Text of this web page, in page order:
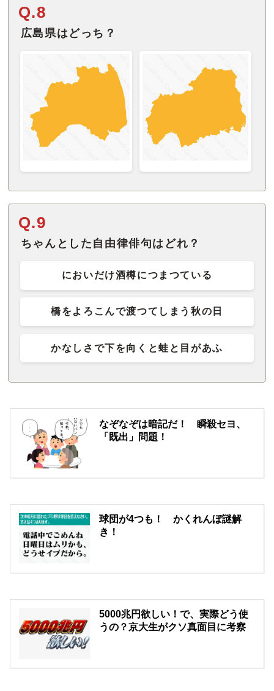
Q.8
広島県はどっち？
Q.9
ちゃんとした自由律俳句はどれ？
においだけ酒樽につまつている
橋をよろこんで渡つてしまう秋の日
かなしさで下を向くと蛙と目があふ
なぞなぞは暗記だ！ 瞬殺セヨ、
「既出」問題！
球団が4つも！ かくれんぼ謎解
き！
5000兆円欲しい！で、実際どう使
うの？京大生がクソ真面目に考察